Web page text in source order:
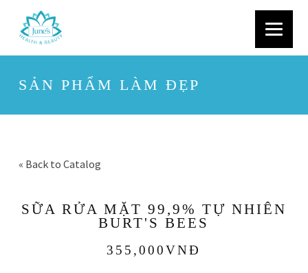
SẢN PHẨM LÀM ĐẸP
« Back to Catalog
SỮA RỬA MẶT 99,9% TỰ NHIÊN
BURT'S BEES
355,000VNĐ